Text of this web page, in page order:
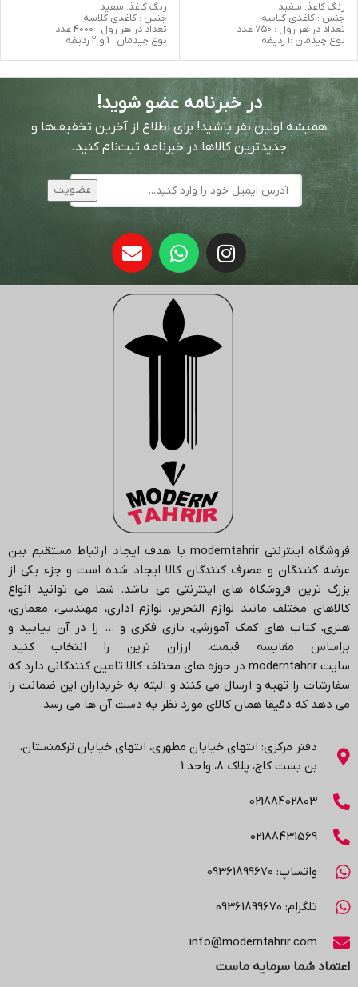
رنگ کاغذ: سفید
جنس : کاغذی گلاسه
تعداد در هر رول : 750 عدد
نوع چیدمان :1 ردیفه
رنگ کاغذ: سفید
جنس : کاغذی گلاسه
تعداد در هر رول : 4000 عدد
نوع چیدمان : 1 و 2 ردیفه
در خبرنامه عضو شوید!
همیشه اولین نفر باشید! برای اطلاع از آخرین تخفیف‌ها و
جدیدترین کالاها در خبرنامه ثبت‌نام کنید.
فروشگاه اینترنتی moderntahrir با هدف ایجاد ارتباط مستقیم بین
عرضه کنندگان و مصرف کنندگان کالا ایجاد شده است و جزء یکی از
بزرگ ترین فروشگاه های اینترنتی می باشد. شما می توانید انواع
کالاهای مختلف مانند لوازم التحریر، لوازم اداری، مهندسی، معماری،
هنری، کتاب های کمک آموزشی، بازی فکری و … را در آن بیابید و
براساس مقایسه قیمت، ارزان ترین را انتخاب کنید.
سایتmoderntahrir در حوزه های مختلف کالا تامین کنندگانی دارد که
سفارشات را تهیه و ارسال می کنند و البته به خریداران این ضمانت را
می دهد که دقیقا همان کالای مورد نظر به دست آن ها می رسد.
دفتر مرکزی: انتهاي خیابان مطهری، انتهاي خیابان ترکمنستان،
بن بست کاج، پلاک ۸، واحد 1
02188402803
02188431569
واتساپ: 09361899670
تلگرام: 09361899670
info@moderntahrir.com
اعتماد شما سرمایه ماست